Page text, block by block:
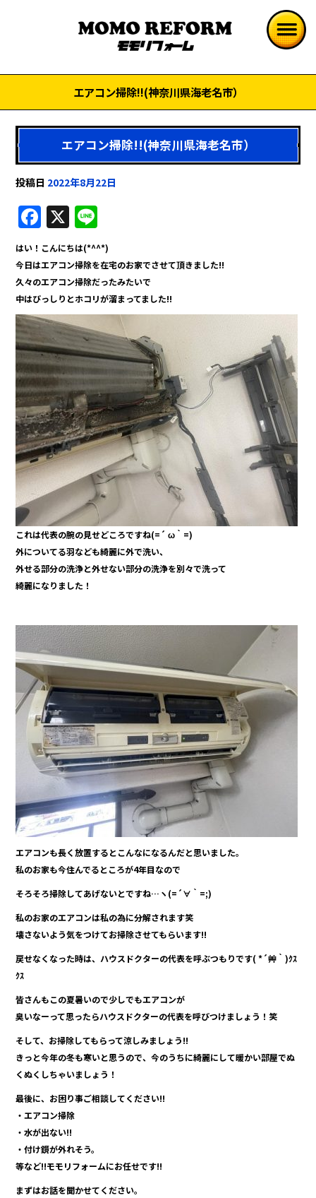
エアコン掃除!!(神奈川県海老名市）
エアコン掃除!!(神奈川県海老名市）
投稿日 2022年8月22日
F
a
c
e
b
o
o
k
X
n
e
はい！こんにちは(*^^*)
今日はエアコン掃除を在宅のお家でさせて頂きました!!
久々のエアコン掃除だったみたいで
中はびっしりとホコリが溜まってました!!
これは代表の腕の見せどころですね(=´ ω｀=)
外についてる羽なども綺麗に外で洗い、
外せる部分の洗浄と外せない部分の洗浄を別々で洗って
綺麗になりました！
エアコンも長く放置するとこんなになるんだと思いました。
私のお家も今住んでるところが4年目なので
そろそろ掃除してあげないとですね…ヽ(=´∀｀=;)
私のお家のエアコンは私の為に分解されます笑
壊さないよう気をつけてお掃除させてもらいます!!
戻せなくなった時は、ハウスドクターの代表を呼ぶつもりです( *´艸｀)ｸｽ
ｸｽ
皆さんもこの夏暑いので少しでもエアコンが
臭いなーって思ったらハウスドクターの代表を呼びつけましょう！笑
そして、お掃除してもらって涼しみましょう!!
きっと今年の冬も寒いと思うので、今のうちに綺麗にして暖かい部屋でぬ
くぬくしちゃいましょう！
最後に、お困り事ご相談してください!!
・エアコン掃除
・水が出ない!!
・付け鏡が外れそう。
等など!!モモリフォームにお任せです!!
まずはお話を聞かせてください。